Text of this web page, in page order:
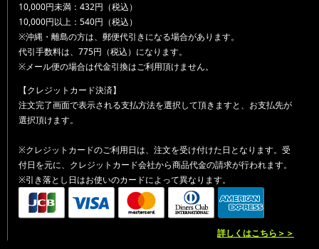
10,000円未満：432円（税込）
10,000円以上：540円（税込）
※沖縄・離島の方は、郵便代引きになる場合があります。
代引手数料は、775円（税込）になります。
※メール便の場合は代金引換はご利用頂けません。
【クレジットカード決済】
注文完了画面で表示される支払方法を選択して頂きますと、お支払先が
選択頂けます。
※クレジットカードのご利用日は、注文を受け付けた日となります。受
付日を元に、クレジットカード会社から商品代金の請求が行われます。
※引き落とし日はお使いのカードによって異なります。
詳しくはこちら＞＞